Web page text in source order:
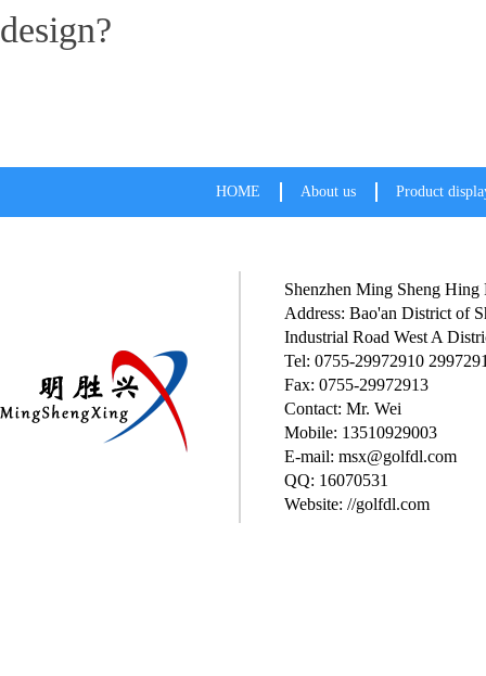
design?
HOME About us Product
Shenzhen Ming Sheng
Address: Bao'an District of
Industrial Road West A
Tel: 0755-29972910
Fax: 0755-29972913
Contact: Mr. Wei
Mobile: 13510929003
E-mail: msx@golfdl.com
QQ: 16070531
Website: //golfdl.com